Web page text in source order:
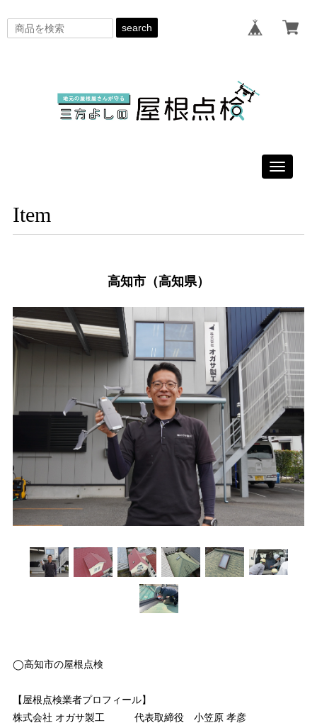
search
Toggle
Item
高知市（高知県）
◯高知市の屋根点検
【屋根点検業者プロフィール】
株式会社 オガサ製工 代表取締役 小笠原 孝彦